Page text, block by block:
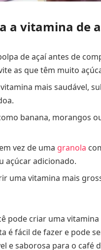
a vitamina de
de açaí antes de
as que têm muito
mais saudável,
banana, morangos
vez de uma granola
açúcar adicionado.
uma vitamina mais
pode criar uma
é fácil de fazer e pode
e saborosa para o café